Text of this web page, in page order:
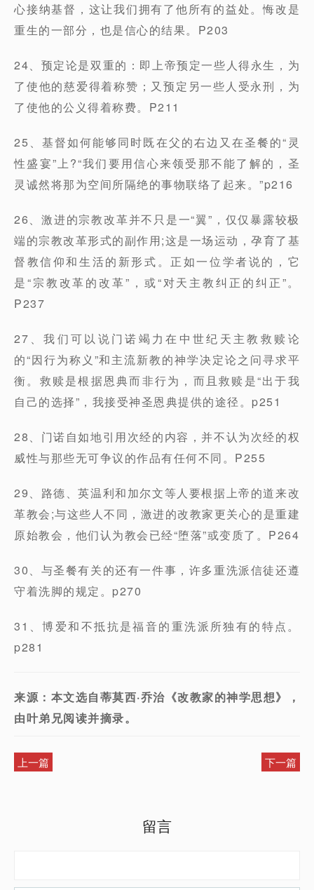
心接纳基督，这让我们拥有了他所有的益处。悔改是
重生的一部分，也是信心的结果。P203
24、预定论是双重的：即上帝预定一些人得永生，为
了使他的慈爱得着称赞；又预定另一些人受永刑，为
了使他的公义得着称费。P211
25、基督如何能够同时既在父的右边又在圣餐的“灵
性盛宴”上?“我们要用信心来领受那不能了解的，圣
灵诚然将那为空间所隔绝的事物联络了起来。”p216
26、激进的宗教改革并不只是一“翼”，仅仅暴露较极
端的宗教改革形式的副作用;这是一场运动，孕育了基
督教信仰和生活的新形式。正如一位学者说的，它
是“宗教改革的改革”，或“对天主教纠正的纠正”。
P237
27、我们可以说门诺竭力在中世纪天主教救赎论
的“因行为称义”和主流新教的神学决定论之问寻求平
衡。救赎是根据恩典而非行为，而且救赎是“出于我
自己的选择”，我接受神圣恩典提供的途径。p251
28、门诺自如地引用次经的内容，并不认为次经的权
威性与那些无可争议的作品有任何不同。P255
29、路德、英温利和加尔文等人要根据上帝的道来改
革教会;与这些人不同，激进的改教家更关心的是重建
原始教会，他们认为教会已经“堕落”或变质了。P264
30、与圣餐有关的还有一件事，许多重洗派信徒还遵
守着洗脚的规定。p270
31、博爱和不抵抗是福音的重洗派所独有的特点。
p281
来源：本文选自蒂莫西·乔治《改教家的神学思想》，
由叶弟兄阅读并摘录。
上一篇 下一篇
留言